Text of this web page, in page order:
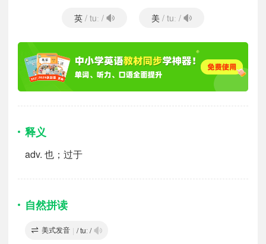
英 / tuː / 美 / tuː /
释义
adv. 也；过于
自然拼读
美式发音 | / tuː /